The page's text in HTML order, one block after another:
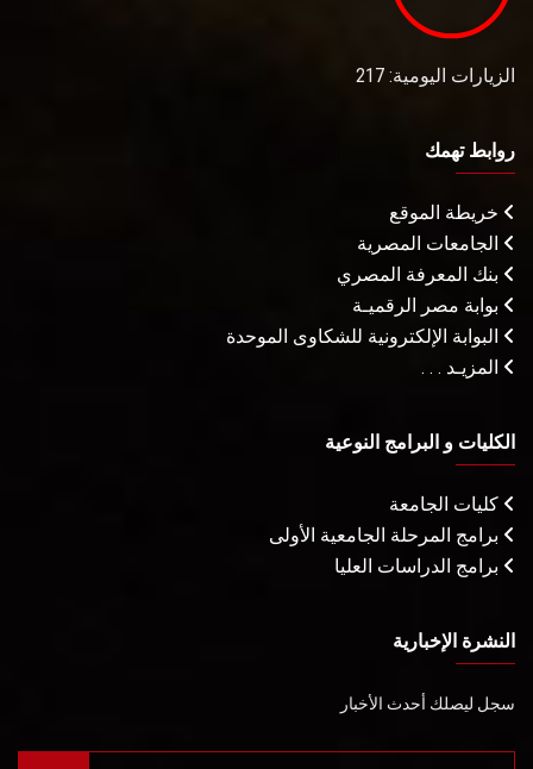
الزيارات اليومية: 217
روابط تهمك
خريطة الموقع
الجامعات المصرية
بنك المعرفة المصري
بوابة مصر الرقميـة
البوابة الإلكترونية للشكاوى الموحدة
المزيـد . . .
الكليات و البرامج النوعية
كليات الجامعة
برامج المرحلة الجامعية الأولى
برامج الدراسات العليا
النشرة الإخبارية
سجل ليصلك أحدث الأخبار